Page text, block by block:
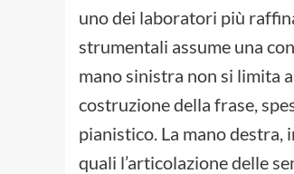
uno dei laboratori più
strumentali assume una
mano sinistra non si limita
costruzione della frase,
pianistico. La mano destra,
quali l’articolazione delle